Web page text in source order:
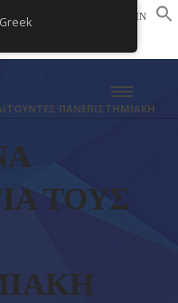
LOGIN
ΠΑΝΕΠΙΣΤΗΜΙΑΚΗ
ΤΟΥΣ
Greek